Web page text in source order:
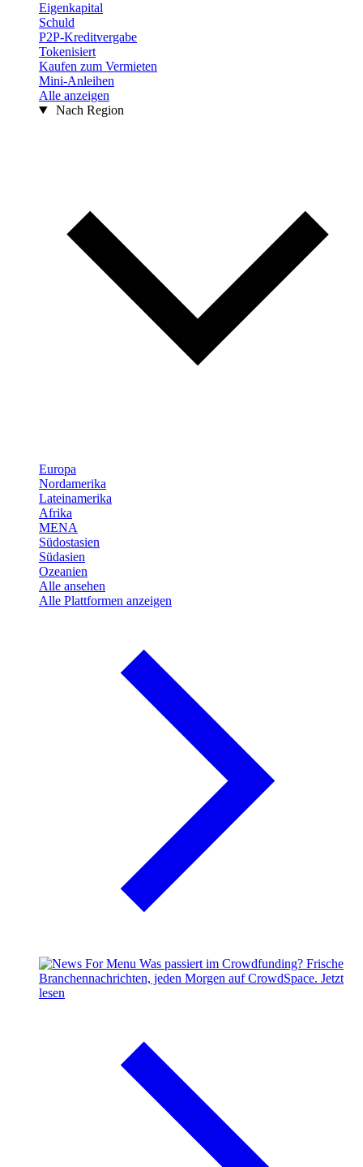
Eigenkapital
Schuld
P2P-Kreditvergabe
Tokenisiert
Kaufen zum Vermieten
Mini-Anleihen
Alle anzeigen
Nach Region
Europa
Nordamerika
Lateinamerika
Afrika
MENA
Südostasien
Südasien
Ozeanien
Alle ansehen
Alle Plattformen anzeigen
Was passiert im Crowdfunding? Frische
Branchennachrichten, jeden Morgen auf CrowdSpace. Jetzt
lesen